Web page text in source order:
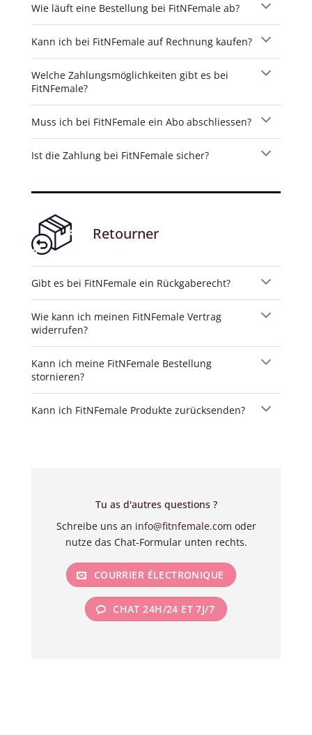
Wie läuft eine Bestellung bei FitNFemale ab?
Kann ich bei FitNFemale auf Rechnung kaufen?
Welche Zahlungsmöglichkeiten gibt es bei
FitNFemale?
Muss ich bei FitNFemale ein Abo abschliessen?
Ist die Zahlung bei FitNFemale sicher?
Retourner
Gibt es bei FitNFemale ein Rückgaberecht?
Wie kann ich meinen FitNFemale Vertrag
widerrufen?
Kann ich meine FitNFemale Bestellung
stornieren?
Kann ich FitNFemale Produkte zurücksenden?
Tu as d'autres questions ?
Schreibe uns an info@fitnfemale.com oder
nutze das Chat-Formular unten rechts.
COURRIER ÉLECTRONIQUE
CHAT 24H/24 ET 7J/7